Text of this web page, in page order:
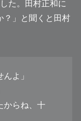
た。田村正和に
？」と聞くと田村
よ」
からね、十